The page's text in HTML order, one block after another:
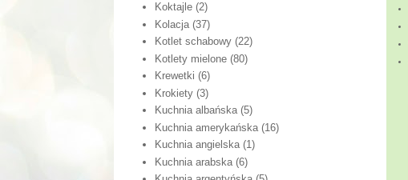
Koktajle (2)
Kolacja (37)
Kotlet schabowy (22)
Kotlety mielone (80)
Krewetki (6)
Krokiety (3)
Kuchnia albańska (5)
Kuchnia amerykańska (16)
Kuchnia angielska (1)
Kuchnia arabska (6)